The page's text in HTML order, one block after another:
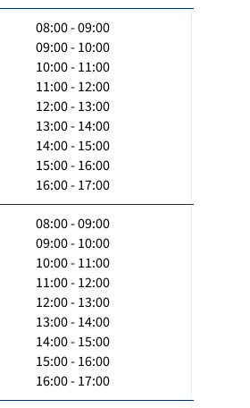
08:00 - 09:00
09:00 - 10:00
10:00 - 11:00
11:00 - 12:00
12:00 - 13:00
13:00 - 14:00
14:00 - 15:00
15:00 - 16:00
16:00 - 17:00
08:00 - 09:00
09:00 - 10:00
10:00 - 11:00
11:00 - 12:00
12:00 - 13:00
13:00 - 14:00
14:00 - 15:00
15:00 - 16:00
16:00 - 17:00